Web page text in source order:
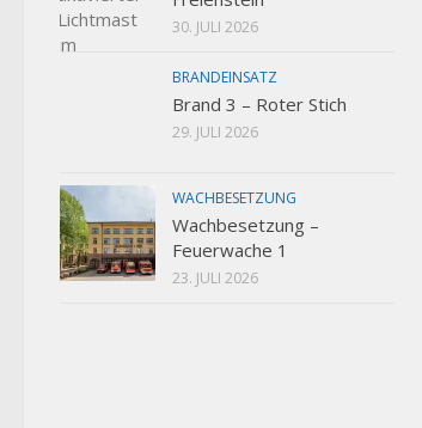
30. JULI 2026
BRANDEINSATZ
Brand 3 – Roter Stich
29. JULI 2026
WACHBESETZUNG
Wachbesetzung –
Feuerwache 1
23. JULI 2026